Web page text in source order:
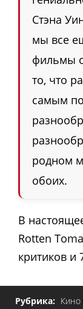
Стэна
мы все
фильмы
то, что
самым
родном
обоих.
В
Rotten
критиков и
Рубрика: Кино